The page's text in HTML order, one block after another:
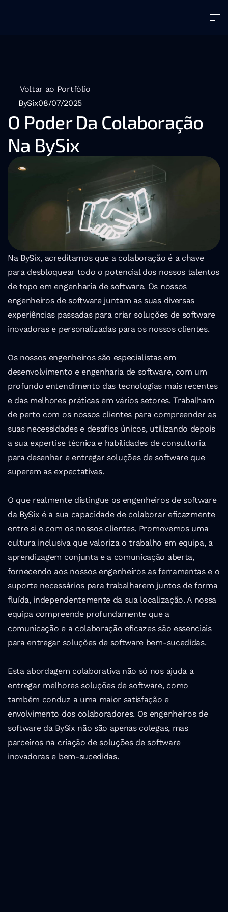
Voltar ao Portfólio
BySix08/07/2025
O Poder Da Colaboração
Na BySix
Na BySix, acreditamos que a colaboração é a chave
para desbloquear todo o potencial dos nossos talentos
de topo em engenharia de software. Os nossos
engenheiros de software juntam as suas diversas
experiências passadas para criar soluções de software
inovadoras e personalizadas para os nossos clientes.
Os nossos engenheiros são especialistas em
desenvolvimento e engenharia de software, com um
profundo entendimento das tecnologias mais recentes
e das melhores práticas em vários setores. Trabalham
de perto com os nossos clientes para compreender as
suas necessidades e desafios únicos, utilizando depois
a sua expertise técnica e habilidades de consultoria
para desenhar e entregar soluções de software que
superem as expectativas.
O que realmente distingue os engenheiros de software
da BySix é a sua capacidade de colaborar eficazmente
entre si e com os nossos clientes. Promovemos uma
cultura inclusiva que valoriza o trabalho em equipa, a
aprendizagem conjunta e a comunicação aberta,
fornecendo aos nossos engenheiros as ferramentas e o
suporte necessários para trabalharem juntos de forma
fluída, independentemente da sua localização. A nossa
equipa compreende profundamente que a
comunicação e a colaboração eficazes são essenciais
para entregar soluções de software bem-sucedidas.
Esta abordagem colaborativa não só nos ajuda a
entregar melhores soluções de software, como
também conduz a uma maior satisfação e
envolvimento dos colaboradores. Os engenheiros de
software da BySix não são apenas colegas, mas
parceiros na criação de soluções de software
inovadoras e bem-sucedidas.